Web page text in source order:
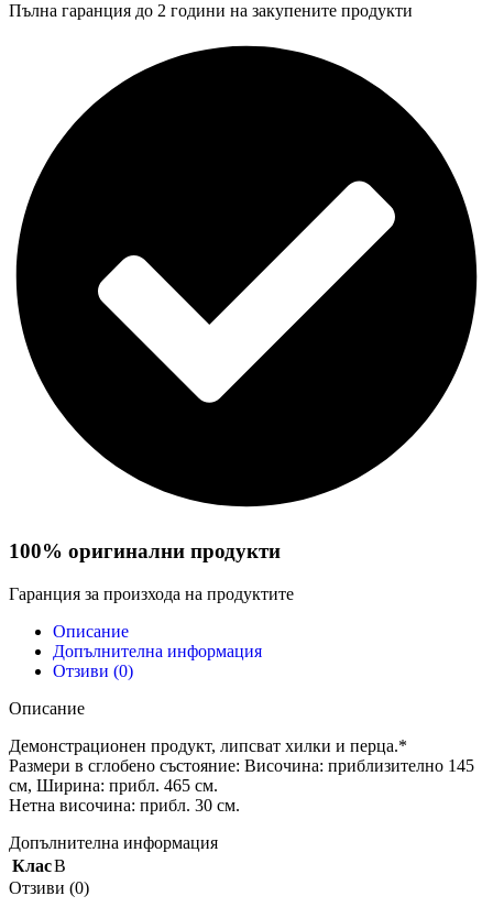
Пълна гаранция до 2 години на закупените продукти
100% оригинални продукти
Гаранция за произхода на продуктите
Описание
Допълнителна информация
Отзиви (0)
Описание
Демонстрационен продукт, липсват хилки и перца.*
Размери в сглобено състояние: Височина: приблизително 145
см, Ширина: прибл. 465 см.
Нетна височина: прибл. 30 см.
Допълнителна информация
КласB
Отзиви (0)